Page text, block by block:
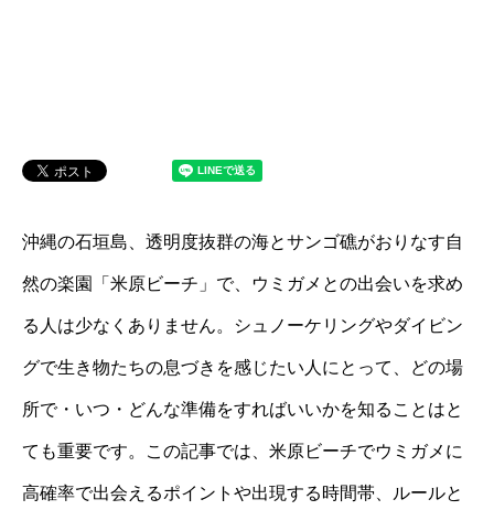
沖縄の石垣島、透明度抜群の海とサンゴ礁がおりなす自
然の楽園「米原ビーチ」で、ウミガメとの出会いを求め
る人は少なくありません。シュノーケリングやダイビン
グで生き物たちの息づきを感じたい人にとって、どの場
所で・いつ・どんな準備をすればいいかを知ることはと
ても重要です。この記事では、米原ビーチでウミガメに
高確率で出会えるポイントや出現する時間帯、ルールと